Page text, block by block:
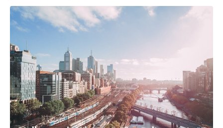
Melbourne
Australia cultural capital, renowned for food and art
8 guide